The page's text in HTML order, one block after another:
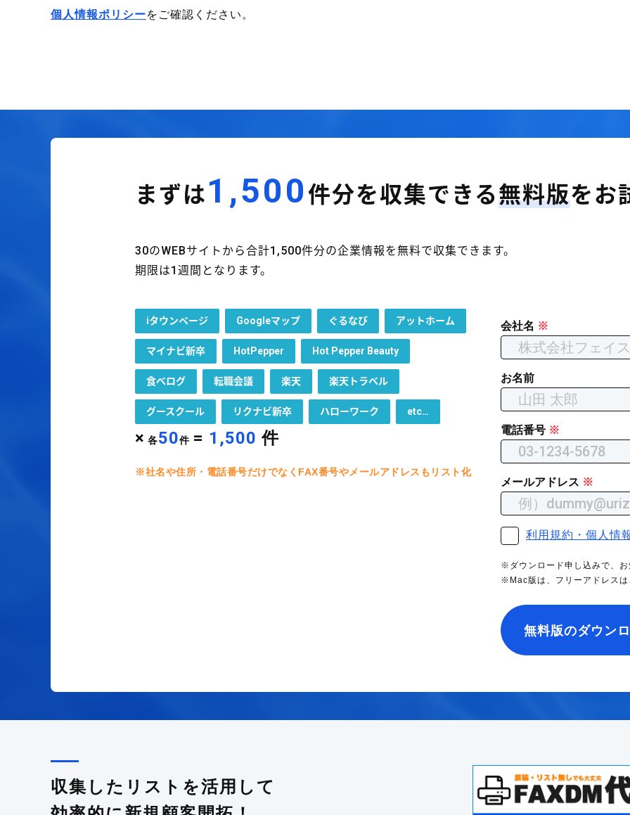
個人情報ポリシーをご確認ください。
まずは1,500件分を収集できる無料版をお
30のWEBサイトから合計1,500件分の企業情報を無料で収集できます。
期限は1週間となります。
iタウンページ Googleマップ ぐるなび アットホーム
マイナビ新卒 HotPepper Hot Pepper Beauty
食べログ 転職会議 楽天 楽天トラベル
グースクール リクナビ新卒 ハローワーク etc…
× 各50件 = 1,500 件
※社名や住所・電話番号だけでなくFAX番号やメールアドレスもリスト化
会社名 ※
お名前
電話番号 ※
メールアドレス ※
利用規約・個人情
※ダウンロード申し込みで、
※Mac版は、フリーアドレス
無料版のダウン
収集したリストを活用して